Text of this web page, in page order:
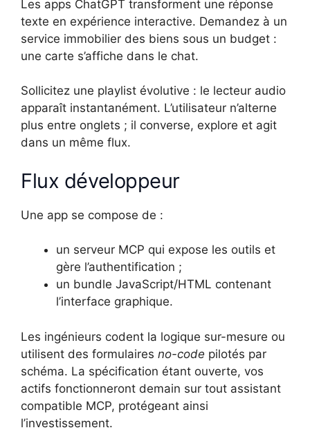
Les apps ChatGPT transforment une réponse
texte en expérience interactive. Demandez à un
service immobilier des biens sous un budget :
une carte s’affiche dans le chat.
Sollicitez une playlist évolutive : le lecteur audio
apparaît instantanément. L’utilisateur n’alterne
plus entre onglets ; il converse, explore et agit
dans un même flux.
Flux développeur
Une app se compose de :
un serveur MCP qui expose les outils et
gère l’authentification ;
un bundle JavaScript/HTML contenant
l’interface graphique.
Les ingénieurs codent la logique sur-mesure ou
utilisent des formulaires no-code pilotés par
schéma. La spécification étant ouverte, vos
actifs fonctionneront demain sur tout assistant
compatible MCP, protégeant ainsi
l’investissement.